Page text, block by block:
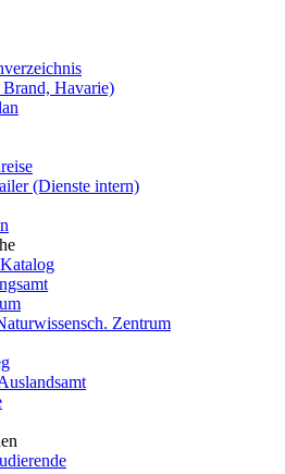
Havarie)
(Dienste intern)
Zentrum